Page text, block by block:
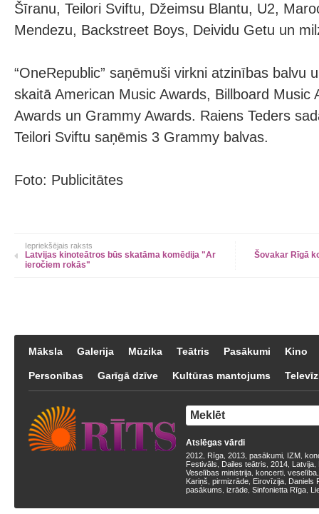
Šīranu, Teilori Sviftu, Džeimsu Blantu, U2,
Mendezu, Backstreet Boys, Deividu Getu un
“OneRepublic” saņēmuši virkni atzinības balvu
skaitā American Music Awards, Billboard Music
Awards un Grammy Awards. Raiens Teders
Teilori Sviftu saņēmis 3 Grammy balvas.
Foto: Publicitātes
Iepriekšējais raksts
Latvijas kinoteātros būs skatāma komēdija "Ar
ieročiem rokās"
Šovakar Rīgā
Māksla Galerija Mūzika Teātris Pasākumi Kino
Personības Garīgā dzīve Kultūras mantojums
Atslēgas vārdi
2012 Rīga 2013 pasākumi IZM
Festivāls
Dailes teātris 2014 Latvija
Veselības ministrija koncerti veselība
Kariņš pirmizrāde Eirovīzija Daniels
pasākums izrāde Sinfonietta Rīga